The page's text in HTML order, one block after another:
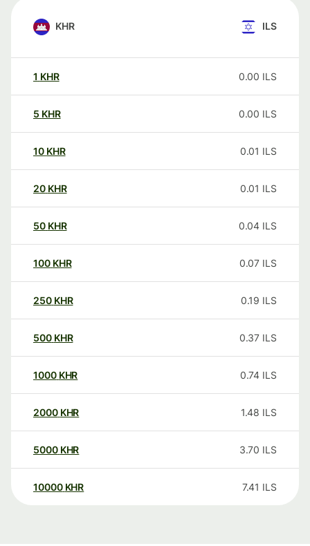
KHR ILS
1 KHR 0.00 ILS
5 KHR 0.00 ILS
10 KHR 0.01 ILS
20 KHR 0.01 ILS
50 KHR 0.04 ILS
100 KHR 0.07 ILS
250 KHR 0.19 ILS
500 KHR 0.37 ILS
1000 KHR 0.74 ILS
2000 KHR 1.48 ILS
5000 KHR 3.70 ILS
10000 KHR 7.41 ILS